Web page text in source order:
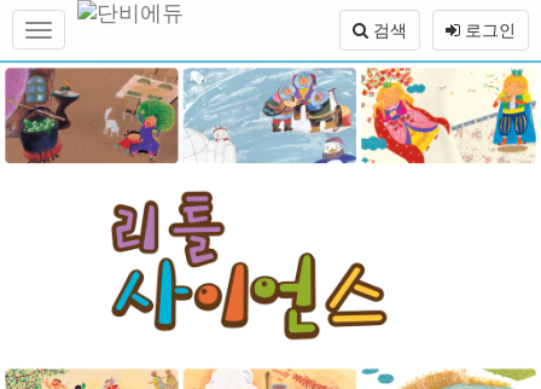
본
문
바
로
가
메
토
글
하
기
로그인
검색